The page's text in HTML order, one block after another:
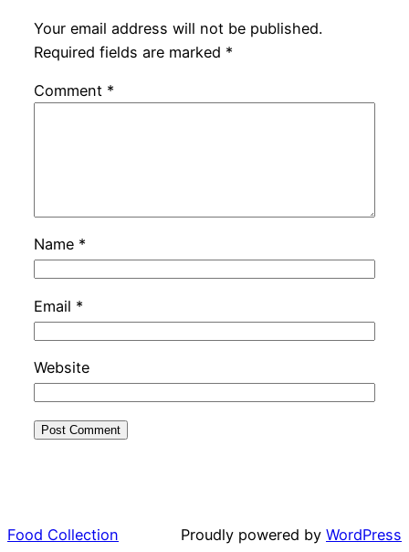
Your email address will not be published.
Required fields are marked *
Comment *
Name *
Email *
Website
Food Collection Proudly powered by WordPress